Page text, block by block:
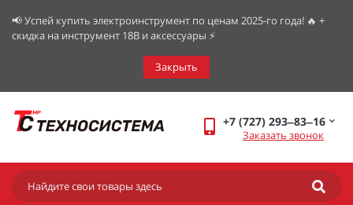
📢 Успей купить электроинструмент по ценам 2025-го года! 🔥 +
скидка на инструмент 18В и аксессуары ⚡️
Закрыть
+7 (727) 293‒83‒16
Заказать звонок